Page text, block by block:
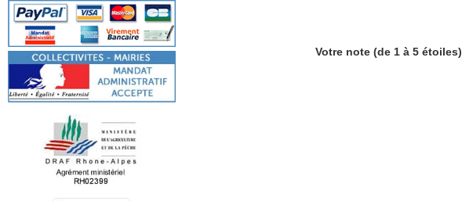
Votre note (de 1 à 5 étoiles)